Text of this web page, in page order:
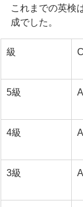
これまでの英検
成でした。
級
5級
4級
3級